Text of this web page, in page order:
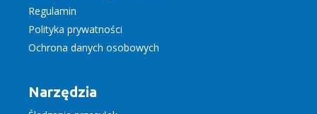
Regulamin
Polityka prywatności
Ochrona danych osobowych
Narzędzia